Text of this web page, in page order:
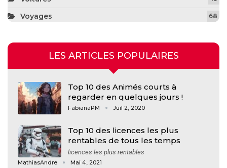
Voyages 68
LES ARTICLES POPULAIRES
Top 10 des Animés courts à
regarder en quelques jours !
FabianaPM Juil 2, 2020
Top 10 des licences les plus
rentables de tous les temps
licences les plus rentables
MathiasAndre Mai 4, 2021